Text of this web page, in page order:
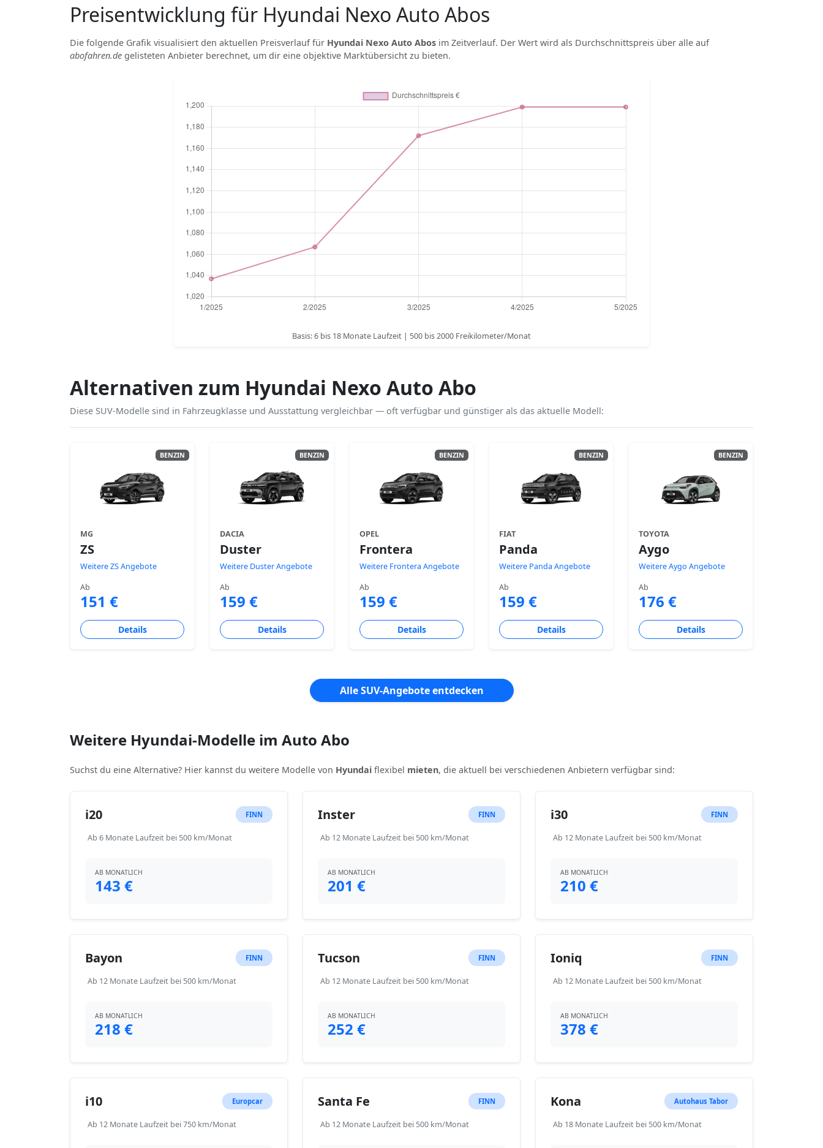
Preisentwicklung für Hyundai Nexo Auto Abos
Die folgende Grafik visualisiert den aktuellen Preisverlauf für Hyundai Nexo Auto Abos im Zeitverlauf. Der Wert wird als Durchschnittspreis über alle auf
abofahren.de gelisteten Anbieter berechnet, um dir eine objektive Marktübersicht zu bieten.
Basis: 6 bis 18 Monate Laufzeit | 500 bis 2000 Freikilometer/Monat
Alternativen zum Hyundai Nexo Auto Abo
Diese SUV-Modelle sind in Fahrzeugklasse und Ausstattung vergleichbar — oft verfügbar und günstiger als das aktuelle Modell:
BENZIN
MG
ZS
Weitere ZS Angebote
Ab
151 €
Details
BENZIN
DACIA
Duster
Weitere Duster Angebote
Ab
159 €
Details
BENZIN
OPEL
Frontera
Weitere Frontera Angebote
Ab
159 €
Details
BENZIN
FIAT
Panda
Weitere Panda Angebote
Ab
159 €
Details
BENZIN
TOYOTA
Aygo
Weitere Aygo Angebote
Ab
176 €
Details
Alle SUV-Angebote entdecken
Weitere Hyundai-Modelle im Auto Abo
Suchst du eine Alternative? Hier kannst du weitere Modelle von Hyundai flexibel mieten, die aktuell bei verschiedenen Anbietern verfügbar sind:
i20 FINN
Ab 6 Monate Laufzeit bei 500 km/Monat
AB MONATLICH
143 €
Inster FINN
Ab 12 Monate Laufzeit bei 500 km/Monat
AB MONATLICH
201 €
i30 FINN
Ab 12 Monate Laufzeit bei 500 km/Monat
AB MONATLICH
210 €
Bayon FINN
Ab 12 Monate Laufzeit bei 500 km/Monat
AB MONATLICH
218 €
Tucson FINN
Ab 12 Monate Laufzeit bei 500 km/Monat
AB MONATLICH
252 €
Ioniq FINN
Ab 12 Monate Laufzeit bei 500 km/Monat
AB MONATLICH
378 €
i10 Europcar
Ab 12 Monate Laufzeit bei 750 km/Monat
Santa Fe FINN
Ab 12 Monate Laufzeit bei 500 km/Monat
Kona Autohaus Tabor
Ab 18 Monate Laufzeit bei 500 km/Monat